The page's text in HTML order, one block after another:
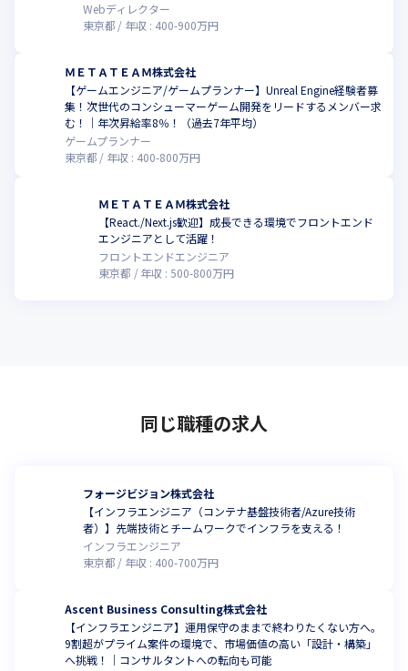
Webディレクター
東京都
年収 : 400-900万円
ＭＥＴＡＴＥＡＭ株式会社
【ゲームエンジニア/ゲームプランナー】Unreal Engine経験者募
集！次世代のコンシューマーゲーム開発をリードするメンバー求
む！｜年次昇給率8％！（過去7年平均）
ゲームプランナー
東京都
年収 : 400-800万円
ＭＥＴＡＴＥＡＭ株式会社
【React./Next.js歓迎】成長できる環境でフロントエンド
エンジニアとして活躍！
フロントエンドエンジニア
東京都
年収 :500-800万円
同じ職種の求人
フォージビジョン株式会社
【インフラエンジニア（コンテナ基盤技術者/Azure技術
者）】先端技術とチームワークでインフラを支える！
インフラエンジニア
東京都
年収 : 400-700万円
Ascent Business Consulting株式会社
【インフラエンジニア】運用保守のままで終わりたくない方へ。
9割超がプライム案件の環境で、市場価値の高い「設計・構築」
へ挑戦！｜コンサルタントへの転向も可能